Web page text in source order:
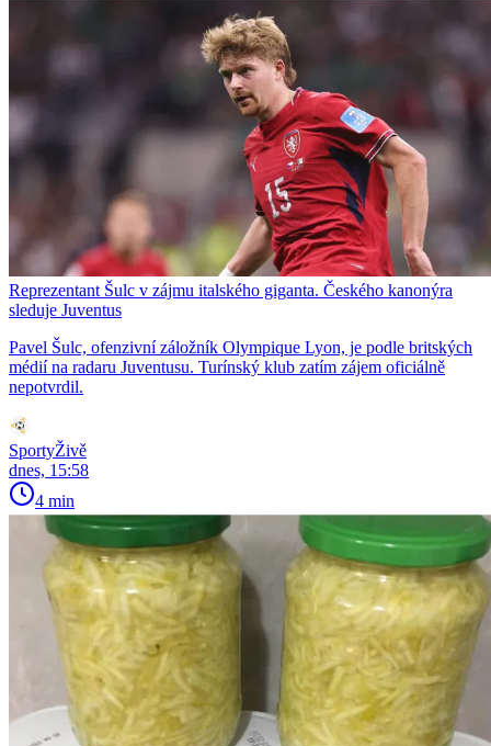
Reprezentant Šulc v zájmu italského giganta. Českého kanonýra
sleduje Juventus
Pavel Šulc, ofenzivní záložník Olympique Lyon, je podle britských
médií na radaru Juventusu. Turínský klub zatím zájem oficiálně
nepotvrdil.
SportyŽivě
dnes, 15:58
4 min